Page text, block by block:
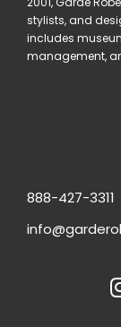
stylists, and
includes
management,
888-427-3311